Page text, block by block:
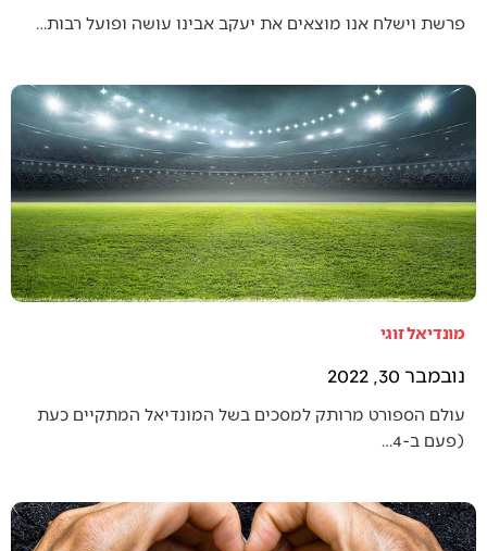
פרשת וישלח אנו מוצאים את יעקב אבינו עושה ופועל רבות…
מונדיאל זוגי
נובמבר 30, 2022
עולם הספורט מרותק למסכים בשל המונדיאל המתקיים כעת
(פעם ב-4…